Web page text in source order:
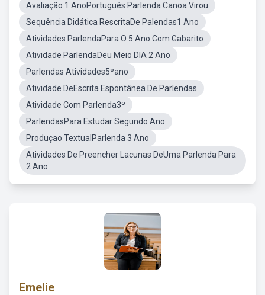
Avaliação 1 AnoPortuguês Parlenda Canoa Virou
Sequência Didática RescritaDe Palendas1 Ano
Atividades ParlendaPara O 5 Ano Com Gabarito
Atividade ParlendaDeu Meio DIA 2 Ano
Parlendas Atividades5ºano
Atividade DeEscrita Espontânea De Parlendas
Atividade Com Parlenda3º
ParlendasPara Estudar Segundo Ano
Produçao TextualParlenda 3 Ano
Atividades De Preencher Lacunas DeUma Parlenda Para
2 Ano
Emelie